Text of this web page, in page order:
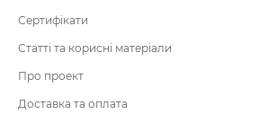
Сертифікати
Статті та корисні матеріали
Про проект
Доставка та оплата